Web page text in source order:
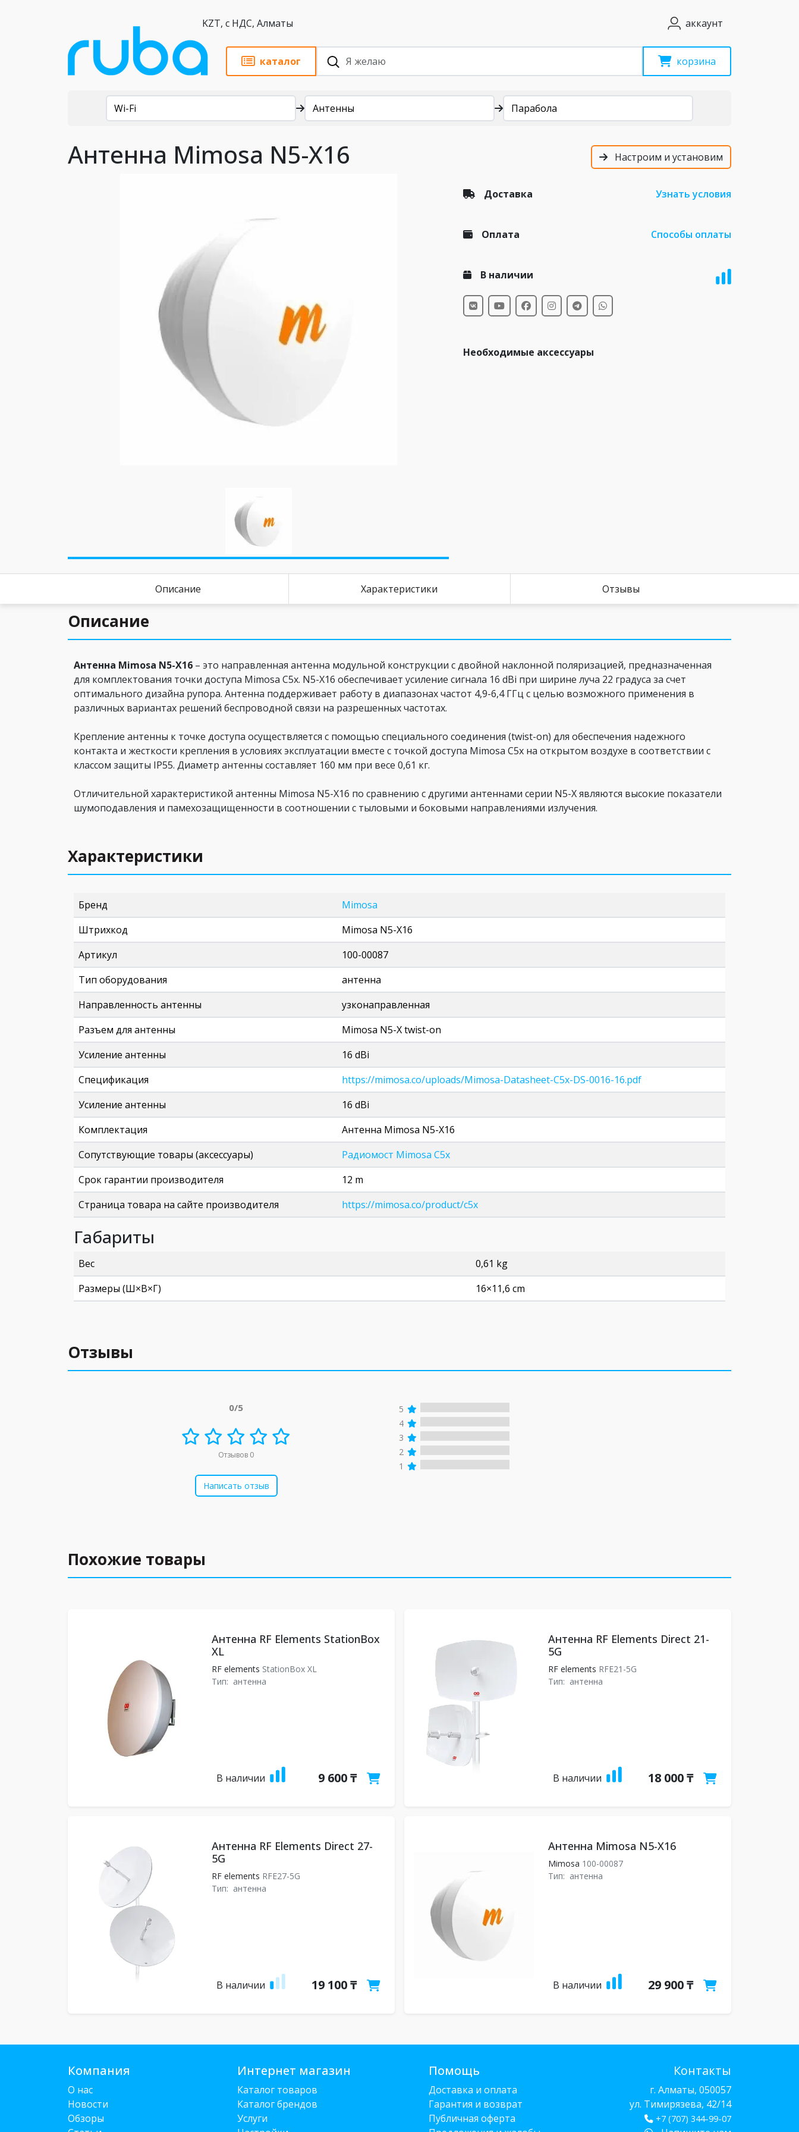
KZT, с НДС, Алматы аккаунт
каталог корзина
Каталог
Wi-Fi Антенны Парабола
Антенна Mimosa N5-X16 Настроим и установим
Доставка Узнать условия
Оплата Способы оплаты
В наличии
Необходимые аксессуары
Описание Характеристики Отзывы
Описание
Антенна Mimosa N5-X16 – это направленная антенна модульной конструкции с двойной наклонной поляризацией, предназначенная
для комплектования точки доступа Mimosa C5x. N5-X16 обеспечивает усиление сигнала 16 dBi при ширине луча 22 градуса за счет
оптимального дизайна рупора. Антенна поддерживает работу в диапазонах частот 4,9-6,4 ГГц с целью возможного применения в
различных вариантах решений беспроводной связи на разрешенных частотах.
Крепление антенны к точке доступа осуществляется с помощью специального соединения (twist-on) для обеспечения надежного
контакта и жесткости крепления в условиях эксплуатации вместе с точкой доступа Mimosa C5x на открытом воздухе в соответствии с
классом защиты IP55. Диаметр антенны составляет 160 мм при весе 0,61 кг.
Отличительной характеристикой антенны Mimosa N5-X16 по сравнению с другими антеннами серии N5-X являются высокие показатели
шумоподавления и памехозащищенности в соотношении с тыловыми и боковыми направлениями излучения.
Характеристики
Бренд
Mimosa
Штрихкод
Mimosa N5-X16
Артикул
100-00087
Тип оборудования
антенна
Направленность антенны
узконаправленная
Разъем для антенны
Mimosa N5-X twist-on
Усиление антенны
16 dBi
Спецификация
https://mimosa.co/uploads/Mimosa-Datasheet-C5x-DS-0016-16.pdf
Усиление антенны
16 dBi
Комплектация
Антенна Mimosa N5-X16
Сопутствующие товары (аксессуары)
Радиомост Mimosa C5x
Срок гарантии производителя
12 m
Страница товара на сайте производителя
https://mimosa.co/product/c5x
Габариты
Вес
0,61 kg
Размеры (Ш×В×Г)
16×11,6 cm
Отзывы
0/5
Отзывов 0
Написать отзыв
5
4
3
2
1
Похожие товары
Антенна RF Elements StationBox
XL
RF elements StationBox XL
Тип: антенна
В наличии 9 600 ₸
Антенна RF Elements Direct 21-
5G
RF elements RFE21-5G
Тип: антенна
В наличии 18 000 ₸
Антенна RF Elements Direct 27-
5G
RF elements RFE27-5G
Тип: антенна
В наличии 19 100 ₸
Антенна Mimosa N5-X16
Mimosa 100-00087
Тип: антенна
В наличии 29 900 ₸
Компания
О нас
Новости
Обзоры
Интернет магазин
Каталог товаров
Каталог брендов
Услуги
Помощь
Доставка и оплата
Гарантия и возврат
Публичная оферта
Контакты
г. Алматы, 050057
ул. Тимирязева, 42/14
+7 (707) 344-99-07